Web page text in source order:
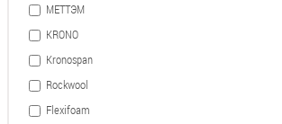
МЕТТЭМ
KRONO
Kronospan
Rockwool
Flexifoam